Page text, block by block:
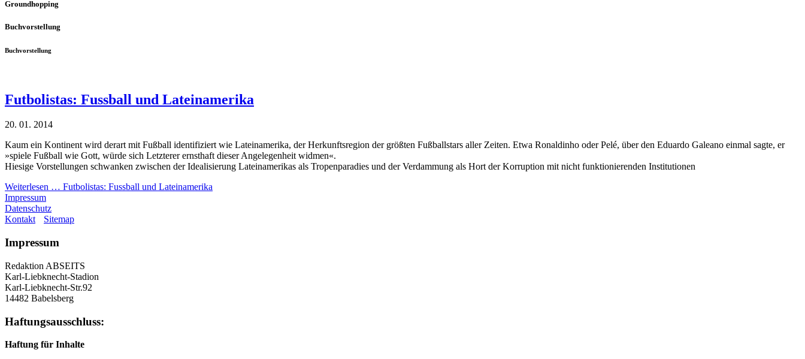
Groundhopping
Buchvorstellung
Buchvorstellung
Futbolistas: Fussball und Lateinamerika
20. 01. 2014
Kaum ein Kontinent wird derart mit Fußball identifiziert wie Lateinamerika, der Herkunftsregion der größten Fußballstars aller Zeiten. Etwa Ronaldinho oder Pelé, über den Eduardo Galeano einmal sagte, er
»spiele Fußball wie Gott, würde sich Letzterer ernsthaft dieser Angelegenheit widmen«.
Hiesige Vorstellungen schwanken zwischen der Idealisierung Lateinamerikas als Tropenparadies und der Verdammung als Hort der Korruption mit nicht funktionierenden Institutionen
Weiterlesen … Futbolistas: Fussball und Lateinamerika
Impressum
Datenschutz
Kontakt
Sitemap
Impressum
Redaktion ABSEITS
Karl-Liebknecht-Stadion
Karl-Liebknecht-Str.92
14482 Babelsberg
Haftungsausschluss:
Haftung für Inhalte